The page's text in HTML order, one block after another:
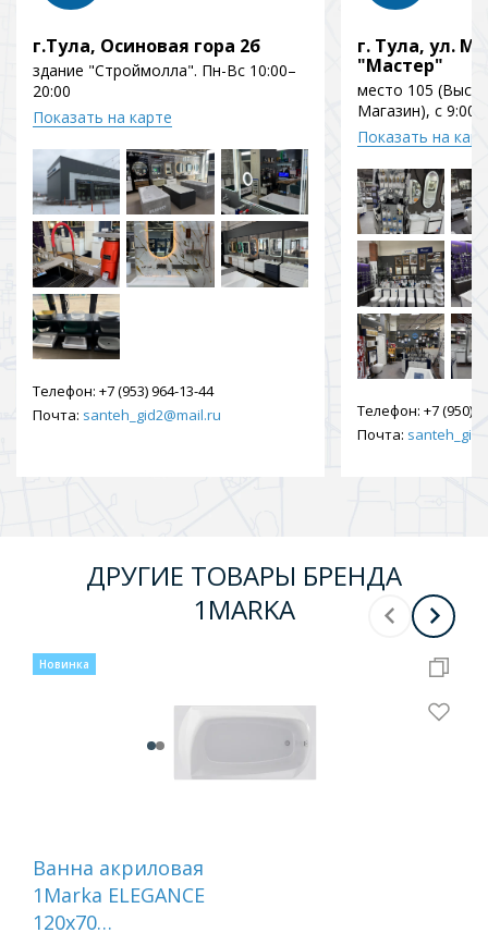
г.Тула, Осиновая гора 2б
здание "Строймолла". Пн-Вс 10:00–
20:00
Показать на карте
Телефон: +7 (953) 964-13-44
Почта: santeh_gid2@mail.ru
г. Тула, ул.
"Мастер"
место 105
Магазин), с 9:00
Показать на
Телефон: +7 (950)
Почта:
ДРУГИЕ ТОВАРЫ БРЕНДА
1MARKA
Новинка
Ванна акриловая
1Marka ELEGANCE
120х70